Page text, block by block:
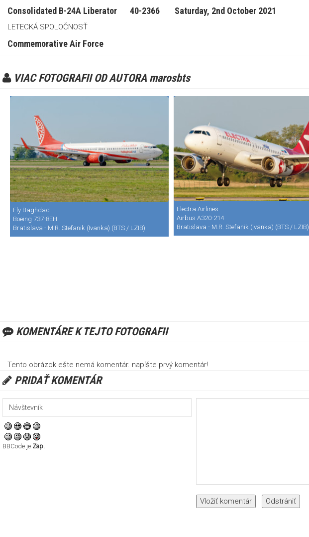
Consolidated B-24A Liberator 40-2366
LETECKÁ SPOLOČNOSŤ
Commemorative Air Force
Saturday, 2nd October 2021
VIAC FOTOGRAFII OD AUTORA marosbts
Fly Baghdad
Boeing 737-8EH
Bratislava - M.R. Stefanik (Ivanka) (BTS / LZIB)
Electra Airlines
Airbus A320-214
Bratislava - M.R. Stefanik (Ivanka) (BTS / LZIB)
KOMENTÁRE K TEJTO FOTOGRAFII
Tento obrázok ešte nemá komentár. napíšte prvý komentár!
PRIDAŤ KOMENTÁR
BBCode je Zap.